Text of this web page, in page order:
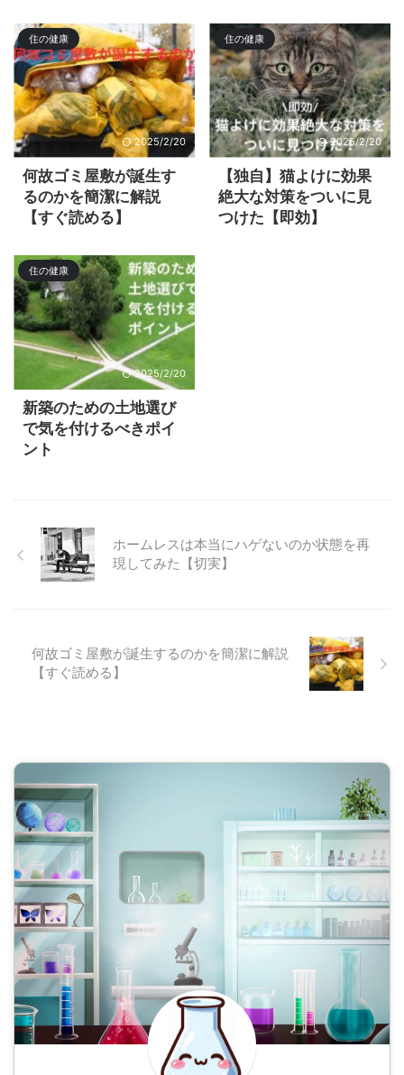
住の健康
2025/2/20
何故ゴミ屋敷が誕生す
るのかを簡潔に解説
【すぐ読める】
住の健康
2025/2/20
【独自】猫よけに効果
絶大な対策をついに見
つけた【即効】
住の健康
2025/2/20
新築のための土地選び
で気を付けるべきポイ
ント
ホームレスは本当にハゲないのか状態を再
現してみた【切実】
何故ゴミ屋敷が誕生するのかを簡潔に解説
【すぐ読める】